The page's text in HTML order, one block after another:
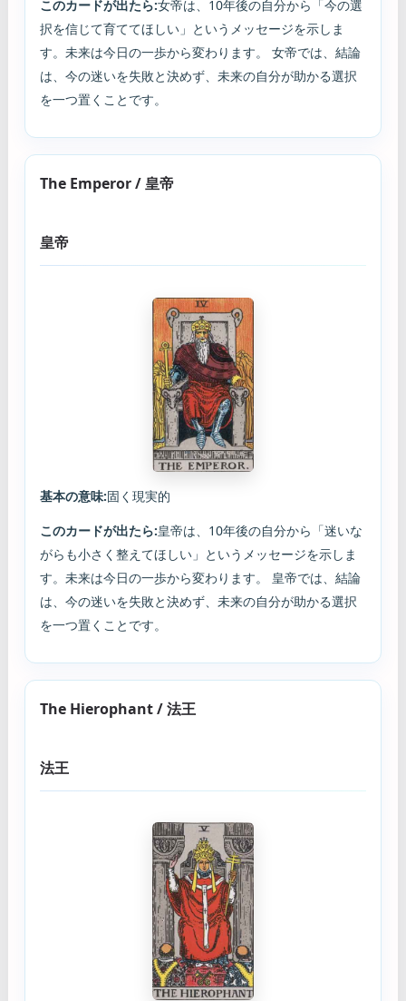
このカードが出たら:女帝は、10年後の自分から「今の選
択を信じて育ててほしい」というメッセージを示しま
す。未来は今日の一歩から変わります。 女帝では、結論
は、今の迷いを失敗と決めず、未来の自分が助かる選択
を一つ置くことです。
The Emperor / 皇帝
皇帝
基本の意味:固く現実的
このカードが出たら:皇帝は、10年後の自分から「迷いな
がらも小さく整えてほしい」というメッセージを示しま
す。未来は今日の一歩から変わります。 皇帝では、結論
は、今の迷いを失敗と決めず、未来の自分が助かる選択
を一つ置くことです。
The Hierophant / 法王
法王